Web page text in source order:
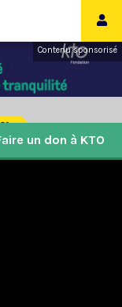
Contenu sponsorisé
un don à KTO